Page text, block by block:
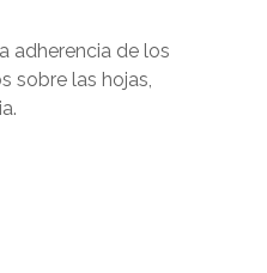
adherencia de los
sobre las hojas,